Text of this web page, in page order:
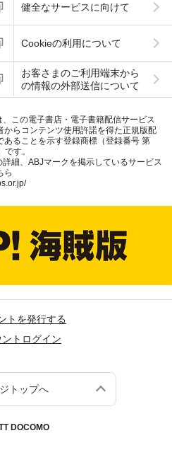
健全なサービスに向けて
Cookieの利用について
お客さまのご利用端末から
の情報の外部送信について
、この電子書店・電子書籍配信サービス
からコンテンツ使用許諾を得た正規版配
あることを示す登録商標（登録番号 第
す。
詳細、ABJマークを掲示しているサービス
ら
トを発行する
トログイン
トップへ
DOCOMO